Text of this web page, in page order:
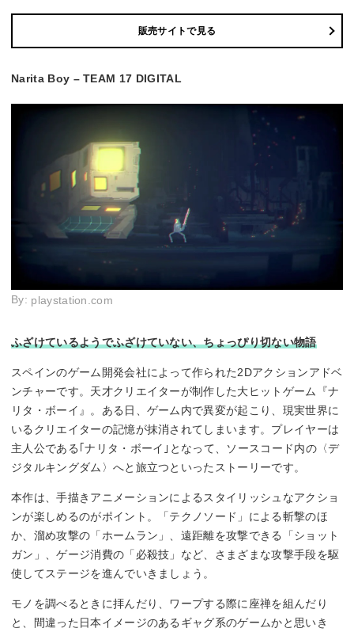
販売サイトで見る
Narita Boy – TEAM 17 DIGITAL
By: playstation.com
ふざけているようでふざけていない、ちょっぴり切ない物語
スペインのゲーム開発会社によって作られた2Dアクションアドベ
ンチャーです。天才クリエイターが制作した大ヒットゲーム『ナ
リタ・ボーイ』。ある日、ゲーム内で異変が起こり、現実世界に
いるクリエイターの記憶が抹消されてしまいます。プレイヤーは
主人公である｢ナリタ・ボーイ｣となって、ソースコード内の〈デ
ジタルキングダム〉へと旅立つといったストーリーです。
本作は、手描きアニメーションによるスタイリッシュなアクショ
ンが楽しめるのがポイント。「テクノソード」による斬撃のほ
か、溜め攻撃の「ホームラン」、遠距離を攻撃できる「ショット
ガン」、ゲージ消費の「必殺技」など、さまざまな攻撃手段を駆
使してステージを進んでいきましょう。
モノを調べるときに拝んだり、ワープする際に座禅を組んだり
と、間違った日本イメージのあるギャグ系のゲームかと思いき